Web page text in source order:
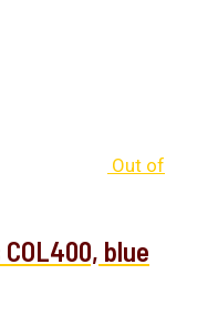
Out of
blue